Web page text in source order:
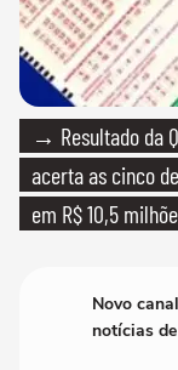
→ Resultado da
acerta as cinco
em R$ 10,5
Novo
notícias